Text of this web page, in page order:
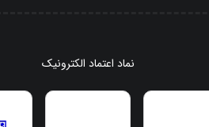
نماد اعتماد الکترونیک